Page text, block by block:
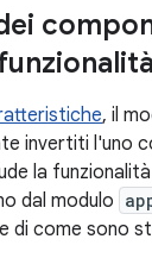
, il
invertiti l'uno
la
dal modulo
di come sono